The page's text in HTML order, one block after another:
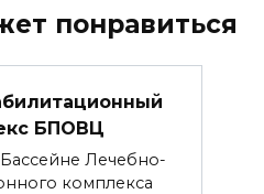
понравиться
БПОВЦ
Лечебно-
комплекса